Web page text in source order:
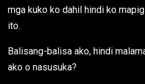
mga kuko ko dahil hindi ko
ito.
Balisang-balisa ako, hindi
ako o nasusuka?